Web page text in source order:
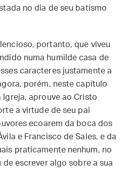
no dia de seu batismo
portanto, que viveu
numa humilde casa de
caracteres justamente a
porém, neste capítulo
aprouve ao Cristo
a virtude de seu pai
ecoarem da boca dos
e Francisco de Sales, e da
praticamente nenhum, no
escrever algo sobre a sua